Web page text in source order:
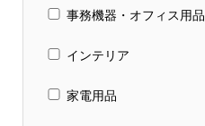
事務機器・オフィス用品
インテリア
家電用品